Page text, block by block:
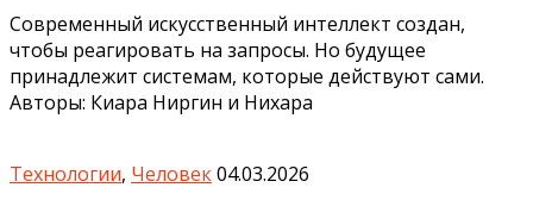
Современный искусственный интеллект создан,
чтобы реагировать на запросы. Но будущее
принадлежит системам, которые действуют сами.
Авторы: Киара Ниргин и Нихара
Технологии, Человек04.03.2026